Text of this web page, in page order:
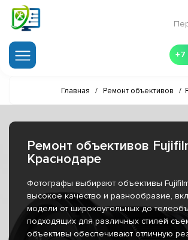
+7
Главная / Ремонт объективов /
Ремонт объективов
Краснодаре
Фотографы выбирают объективы
высокое качество и разнообразие,
модели от широкоугольных до
подходящих для различных стилей
объективы обеспечивают отличную